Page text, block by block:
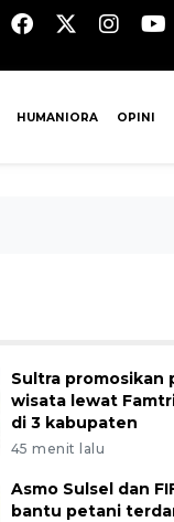
HUMANIORA OPINI
Sultra promosikan
wisata lewat
di 3 kabupaten
45 menit lalu
Asmo Sulsel dan
bantu petani